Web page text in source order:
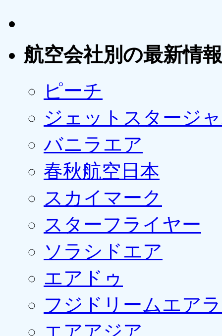
航空会社別の最新情報
ピーチ
ジェットスタージ
バニラエア
春秋航空日本
スカイマーク
スターフライヤー
ソラシドエア
エアドゥ
フジドリームエア
エアアジア